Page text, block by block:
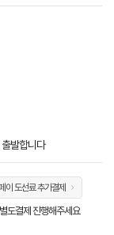
출발합니다
이 도선료 추가결제
도결제 진행해주세요